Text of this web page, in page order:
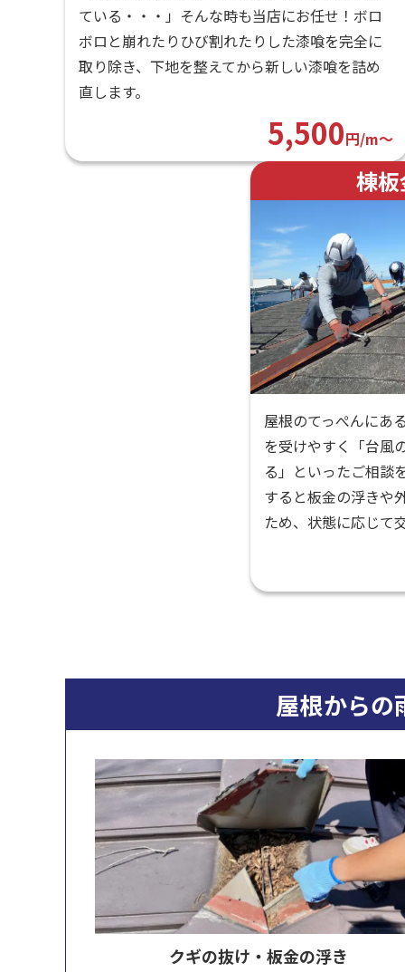
ている・・・」そんな時も当店にお任せ！ボロ
ボロと崩れたりひび割れたりした漆喰を完全に
取り除き、下地を整えてから新しい漆喰を詰め
直します。
5,500円/m〜
棟
屋根のてっぺんにあ
を受けやすく「台風
る」といったご相談
すると板金の浮きや
ため、状態に応じ
屋根からの
クギの抜け・板金の浮き